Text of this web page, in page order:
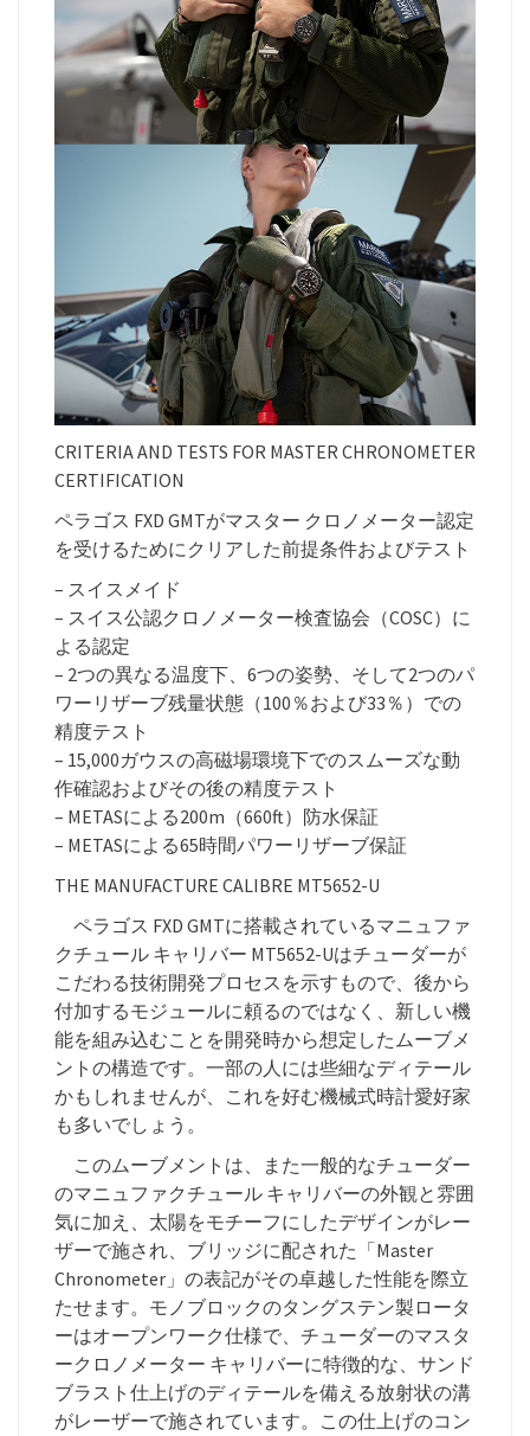
CRITERIA AND TESTS FOR MASTER CHRONOMETER
CERTIFICATION
ペラゴス FXD GMTがマスター クロノメーター認定
を受けるためにクリアした前提条件およびテスト
– スイスメイド
– スイス公認クロノメーター検査協会（COSC）に
よる認定
– 2つの異なる温度下、6つの姿勢、そして2つのパ
ワーリザーブ残量状態（100％および33％）での
精度テスト
– 15,000ガウスの高磁場環境下でのスムーズな動
作確認およびその後の精度テスト
– METASによる200m（660ft）防水保証
– METASによる65時間パワーリザーブ保証
THE MANUFACTURE CALIBRE MT5652-U
ペラゴス FXD GMTに搭載されているマニュファ
クチュール キャリバー MT5652-Uはチューダーが
こだわる技術開発プロセスを示すもので、後から
付加するモジュールに頼るのではなく、新しい機
能を組み込むことを開発時から想定したムーブメ
ントの構造です。一部の人には些細なディテール
かもしれませんが、これを好む機械式時計愛好家
も多いでしょう。
このムーブメントは、また一般的なチューダー
のマニュファクチュール キャリバーの外観と雰囲
気に加え、太陽をモチーフにしたデザインがレー
ザーで施され、ブリッジに配された「Master
Chronometer」の表記がその卓越した性能を際立
たせます。モノブロックのタングステン製ロータ
ーはオープンワーク仕様で、チューダーのマスタ
ークロノメーター キャリバーに特徴的な、サンド
ブラスト仕上げのディテールを備える放射状の溝
がレーザーで施されています。この仕上げのコン